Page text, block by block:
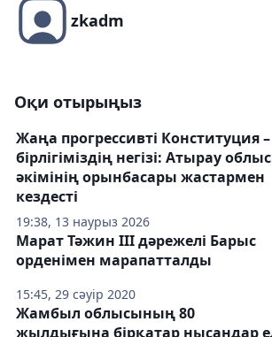
zkadm
Оқи отырыңыз
19:38, 13 наурыз 2026
Жаңа прогрессивті Конституция –
бірлігіміздің негізі: Атырау
әкімінің орынбасары жастармен
кездесті
15:45, 29 сәуір 2020
Марат Тәжин III дәрежелі Барыс
орденімен марапатталды
Жамбыл облысының 80
жылдығына бірқатар нысандар